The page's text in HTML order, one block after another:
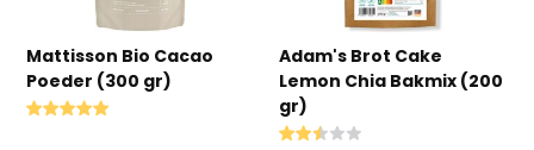
Mattisson Bio Cacao
Poeder (300 gr)
Adam's Brot Cake
Lemon Chia Bakmix (200
gr)